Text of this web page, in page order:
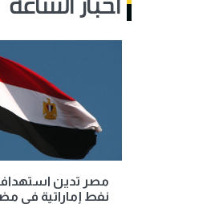
أخبار الساعة
مصر تدين استهداف
نفط إماراتية في